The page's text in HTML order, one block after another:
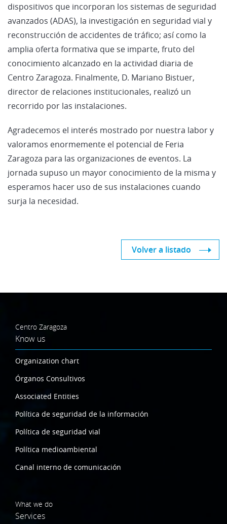
dispositivos que incorporan los sistemas de seguridad
avanzados (ADAS), la investigación en seguridad vial y
reconstrucción de accidentes de tráfico; así como la
amplia oferta formativa que se imparte, fruto del
conocimiento alcanzado en la actividad diaria de
Centro Zaragoza. Finalmente, D. Mariano Bistuer,
director de relaciones institucionales, realizó un
recorrido por las instalaciones.
Agradecemos el interés mostrado por nuestra labor y
valoramos enormemente el potencial de Feria
Zaragoza para las organizaciones de eventos. La
jornada supuso un mayor conocimiento de la misma y
esperamos hacer uso de sus instalaciones cuando
surja la necesidad.
Volver a listado
Centro Zaragoza
Know us
Organization chart
Órganos Consultivos
Associated Entities
Política de seguridad de la información
Política de seguridad vial
Política medioambiental
Canal interno de comunicación
What we do
Services